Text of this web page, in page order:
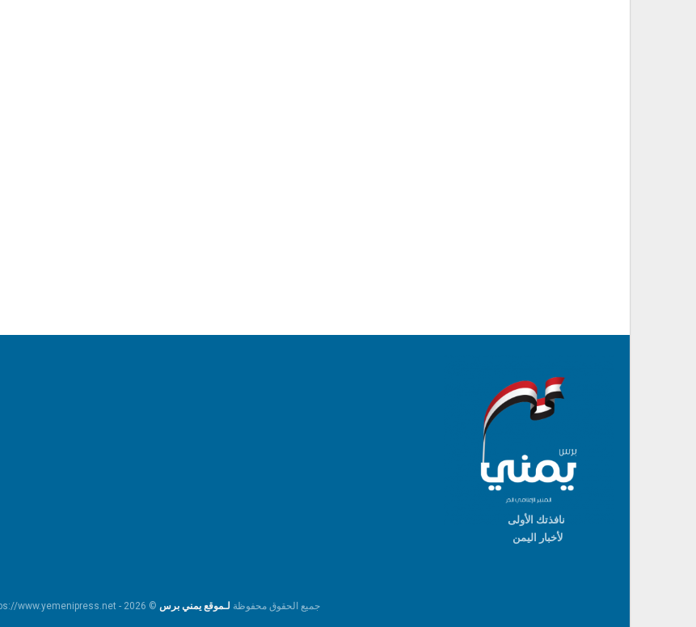
نافذتك الأولى
لأخبار اليمن
جميع الحقوق محفوظة لـموقع يمني برس © https://www.yemenipress.net - 2026